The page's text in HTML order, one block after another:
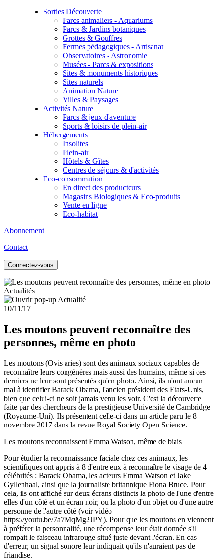
Sorties Découverte
Parcs animaliers - Aquariums
Parcs & Jardins botaniques
Grottes & Gouffres
Fermes pédagogiques - Artisanat
Observatoires - Astronomie
Musées - Parcs & expositions
Sites & monuments historiques
Sites naturels
Animation Nature
Villes & Paysages
Activités Nature
Parcs & jeux d'aventure
Sports & loisirs de plein-air
Hébergements
Insolites
Plein-air
Hôtels & Gîtes
Centres de séjours & d'activités
Eco-consommation
En direct des producteurs
Magasins Biologiques & Eco-produits
Vente en ligne
Eco-habitat
Abonnement
Contact
Connectez-vous
Actualités
10/11/17
Les moutons peuvent reconnaître des
personnes, même en photo
Les moutons (Ovis aries) sont des animaux sociaux capables de
reconnaître leurs congénères mais aussi des humains, même si ces
derniers ne leur sont présentés qu'en photo. Ainsi, ils n'ont aucun
mal à identifier Barack Obama, l'ancien président des Etats-Unis,
bien que celui-ci ne soit jamais venu les voir. C'est la découverte
faite par des chercheurs de la prestigieuse Université de Cambridge
(Royaume-Uni). Ils présentent celle-ci dans un article paru le 8
novembre 2017 dans la revue Royal Society Open Science.
Les moutons reconnaissent Emma Watson, même de biais
Pour étudier la reconnaissance faciale chez ces animaux, les
scientifiques ont appris à 8 d'entre eux à reconnaître le visage de 4
célébrités : Barack Obama, les acteurs Emma Watson et Jake
Gyllenhaal, ainsi que la journaliste britannique Fiona Bruce. Pour
cela, ils ont affiché sur deux écrans distincts la photo de l'une d'entre
elles d'un côté et un écran noir, ou la photo d'un objet ou d'une autre
personne de l'autre côté (voir vidéo
https://youtu.be/7a7MqMg2JPY). Pour que les moutons en viennent
à préférer la personnalité, une récompense leur était donnée s'il
rompait le faisceau infrarouge situé juste devant l'écran. En cas
d'erreur, un signal sonore leur indiquait qu'ils n'auraient pas de
friandise.